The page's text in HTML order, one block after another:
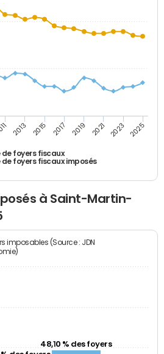
de foyers fiscaux
de foyers fiscaux imposés
2013 2015 2017 2019 2021 2023 2025
à Saint-Martin-
imposables (Source : JDN
48,10 % des foyers